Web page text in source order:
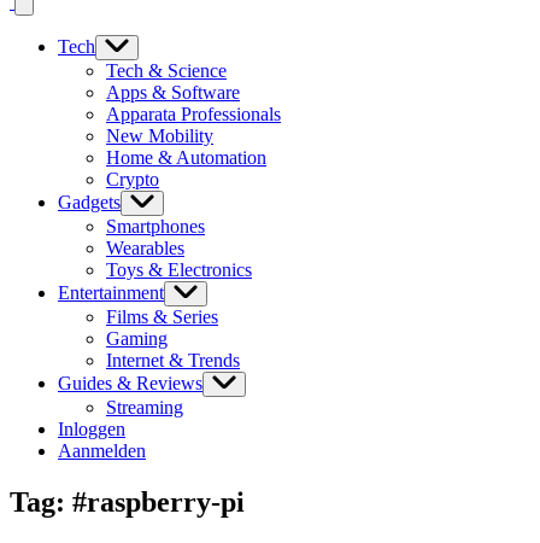
Tech
Tech & Science
Apps & Software
Apparata Professionals
New Mobility
Home & Automation
Crypto
Gadgets
Smartphones
Wearables
Toys & Electronics
Entertainment
Films & Series
Gaming
Internet & Trends
Guides & Reviews
Streaming
Inloggen
Aanmelden
Tag: #raspberry-pi